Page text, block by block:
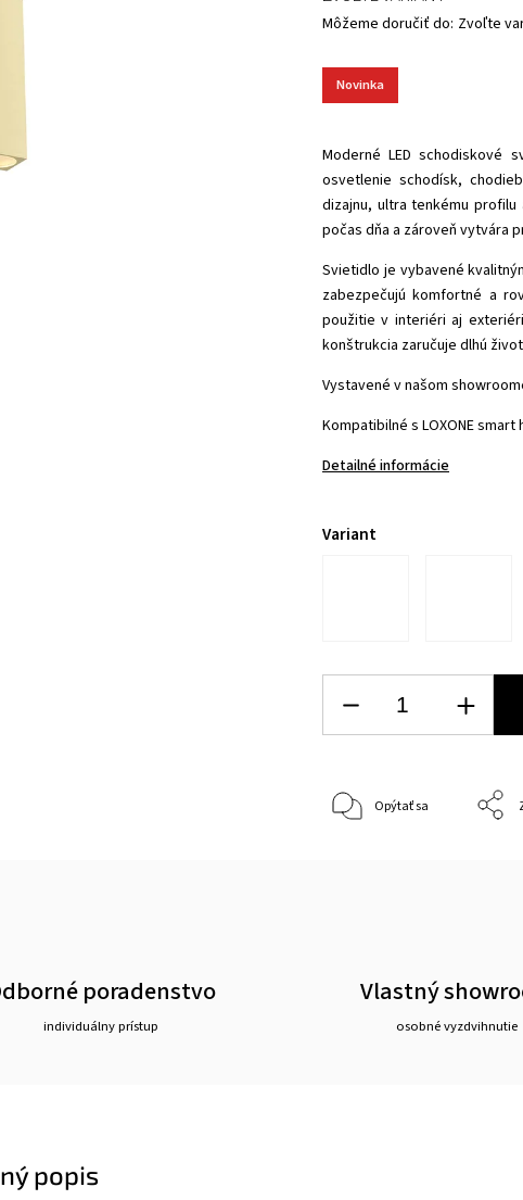
Novinka
Moderné LED schodiskové
osvetlenie schodísk,
dizajnu, ultra tenkému
počas dňa a zároveň vytvára
Svietidlo je vybavené
zabezpečujú komfortné a
použitie v interiéri aj
konštrukcia zaručuje dlhú
Vystavené v našom
Kompatibilné s LOXONE smart
Detailné informácie
Variant
Môžeme doručiť do: Zvoľte
Opýtať sa
poradenstvo
individuálny prístup
Vlastný
osobné vyzdvihnutie
popis